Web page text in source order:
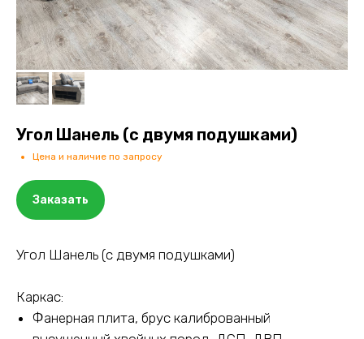
Угол Шанель (с двумя подушками)
Цена и наличие по запросу
Заказать
Угол Шанель (с двумя подушками)
Каркас:
Фанерная плита, брус калиброванный